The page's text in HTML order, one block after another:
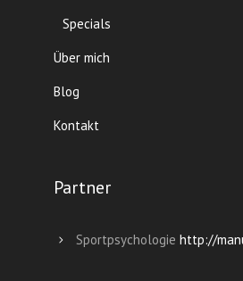
Specials
Über mich
Blog
Kontakt
Partner
Sportpsychologie http://